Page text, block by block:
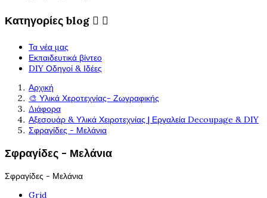
Κατηγορίες blog  
Τα νέα μας
Εκπαιδευτικά βίντεο
DIY Οδηγοί & Ιδέες
Αρχική
🎨 Υλικά Χεροτεχνίας- Ζωγραφικής
Διάφορα
Αξεσουάρ & Υλικά Χειροτεχνίας | Εργαλεία Decoupage & DIY
Σφραγίδες - Μελάνια
Σφραγίδες - Μελάνια
Σφραγίδες - Μελάνια
Grid